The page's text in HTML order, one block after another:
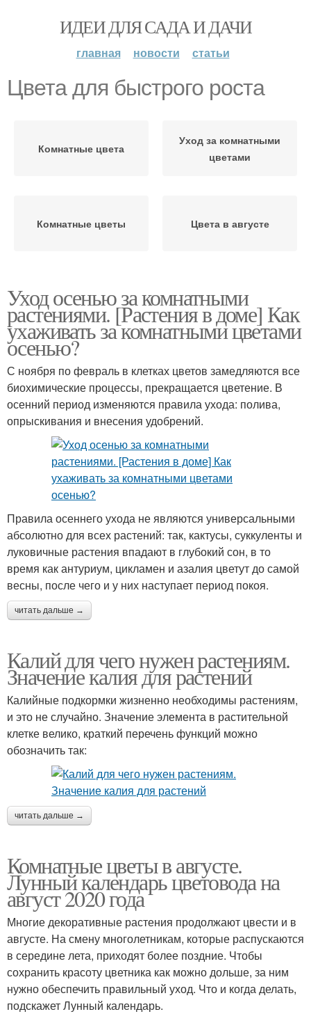
ИДЕИ ДЛЯ САДА И ДАЧИ
главная новости статьи
Цвета для быстрого роста
Комнатные цвета
Уход за комнатными
цветами
Комнатные цветы Цвета в августе
Уход осенью за комнатными
растениями. [Растения в доме] Как
ухаживать за комнатными цветами
осенью?
С ноября по февраль в клетках цветов замедляются все
биохимические процессы, прекращается цветение. В
осенний период изменяются правила ухода: полива,
опрыскивания и внесения удобрений.
Правила осеннего ухода не являются универсальными
абсолютно для всех растений: так, кактусы, суккуленты и
луковичные растения впадают в глубокий сон, в то
время как антуриум, цикламен и азалия цветут до самой
весны, после чего и у них наступает период покоя.
читать дальше →
Калий для чего нужен растениям.
Значение калия для растений
Калийные подкормки жизненно необходимы растениям,
и это не случайно. Значение элемента в растительной
клетке велико, краткий перечень функций можно
обозначить так:
читать дальше →
Комнатные цветы в августе.
Лунный календарь цветовода на
август 2020 года
Многие декоративные растения продолжают цвести и в
августе. На смену многолетникам, которые распускаются
в середине лета, приходят более поздние. Чтобы
сохранить красоту цветника как можно дольше, за ним
нужно обеспечить правильный уход. Что и когда делать,
подскажет Лунный календарь.